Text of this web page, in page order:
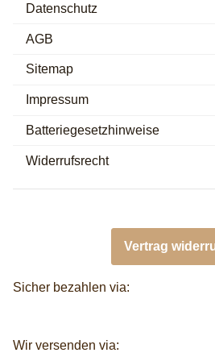
Datenschutz
AGB
Sitemap
Impressum
Batteriegesetzhinweise
Widerrufsrecht
Vertrag
Sicher bezahlen via:
Wir versenden via: